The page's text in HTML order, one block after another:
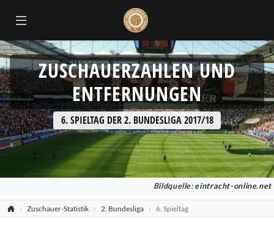
ZUSCHAUERZAHLEN UND
ENTFERNUNGEN
6. SPIELTAG DER 2. BUNDESLIGA 2017/18
Bildquelle: eintracht-online.net
Zuschauer-Statistik 2. Bundesliga 6. Spieltag